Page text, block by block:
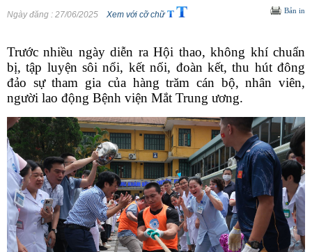
Ngày đăng : 27/06/2025 Xem với cỡ chữ Bản in
Trước nhiều ngày diễn ra Hội thao, không khí chuẩn
bị, tập luyện sôi nổi, kết nối, đoàn kết, thu hút đông
đảo sự tham gia của hàng trăm cán bộ, nhân viên,
người lao động Bệnh viện Mắt Trung ương.